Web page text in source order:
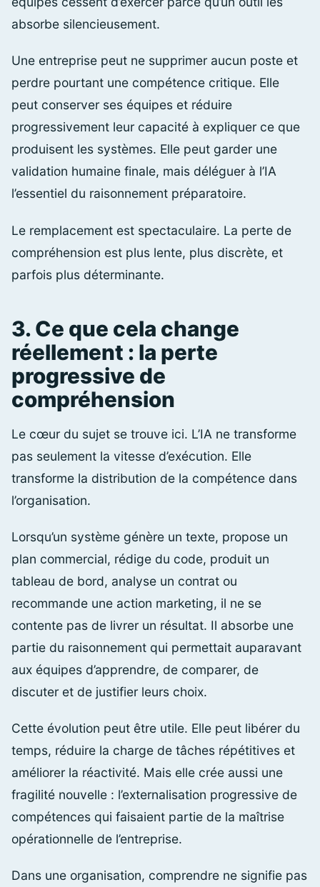
absorbe silencieusement.
Une entreprise peut ne supprimer aucun poste et
perdre pourtant une compétence critique. Elle
peut conserver ses équipes et réduire
progressivement leur capacité à expliquer ce que
produisent les systèmes. Elle peut garder une
validation humaine finale, mais déléguer à l’IA
l’essentiel du raisonnement préparatoire.
Le remplacement est spectaculaire. La perte de
compréhension est plus lente, plus discrète, et
parfois plus déterminante.
3. Ce que cela change
réellement : la perte
progressive de
compréhension
Le cœur du sujet se trouve ici. L’IA ne transforme
pas seulement la vitesse d’exécution. Elle
transforme la distribution de la compétence dans
l’organisation.
Lorsqu’un système génère un texte, propose un
plan commercial, rédige du code, produit un
tableau de bord, analyse un contrat ou
recommande une action marketing, il ne se
contente pas de livrer un résultat. Il absorbe une
partie du raisonnement qui permettait auparavant
aux équipes d’apprendre, de comparer, de
discuter et de justifier leurs choix.
Cette évolution peut être utile. Elle peut libérer du
temps, réduire la charge de tâches répétitives et
améliorer la réactivité. Mais elle crée aussi une
fragilité nouvelle : l’externalisation progressive de
compétences qui faisaient partie de la maîtrise
opérationnelle de l’entreprise.
Dans une organisation, comprendre ne signifie pas